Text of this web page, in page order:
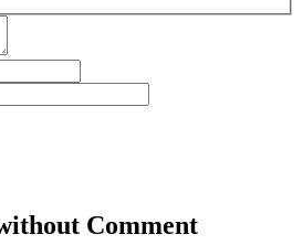
Comment